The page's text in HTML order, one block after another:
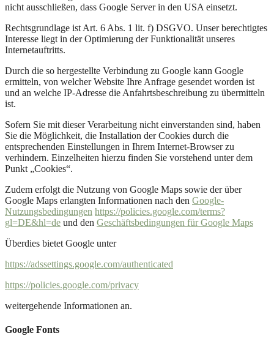
nicht ausschließen, dass Google Server in den USA einsetzt.
Rechtsgrundlage ist Art. 6 Abs. 1 lit. f) DSGVO. Unser berechtigtes
Interesse liegt in der Optimierung der Funktionalität unseres
Internetauftritts.
Durch die so hergestellte Verbindung zu Google kann Google
ermitteln, von welcher Website Ihre Anfrage gesendet worden ist
und an welche IP-Adresse die Anfahrtsbeschreibung zu übermitteln
ist.
Sofern Sie mit dieser Verarbeitung nicht einverstanden sind, haben
Sie die Möglichkeit, die Installation der Cookies durch die
entsprechenden Einstellungen in Ihrem Internet-Browser zu
verhindern. Einzelheiten hierzu finden Sie vorstehend unter dem
Punkt „Cookies“.
Zudem erfolgt die Nutzung von Google Maps sowie der über
Google Maps erlangten Informationen nach den Google-
Nutzungsbedingungen https://policies.google.com/terms?
gl=DE&hl=de und den Geschäftsbedingungen für Google Maps
Überdies bietet Google unter
https://adssettings.google.com/authenticated
https://policies.google.com/privacy
weitergehende Informationen an.
Google Fonts​